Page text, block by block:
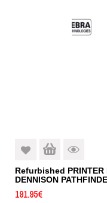
Refurbished PRINTER
DENNISON
191.95€